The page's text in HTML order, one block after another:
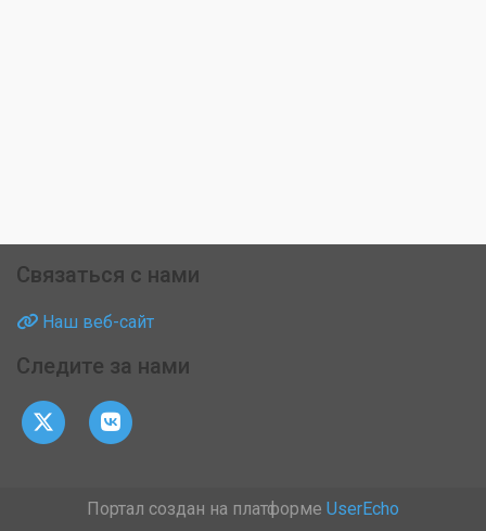
Связаться с нами
Наш веб-сайт
Следите за нами
Портал создан на платформе UserEcho